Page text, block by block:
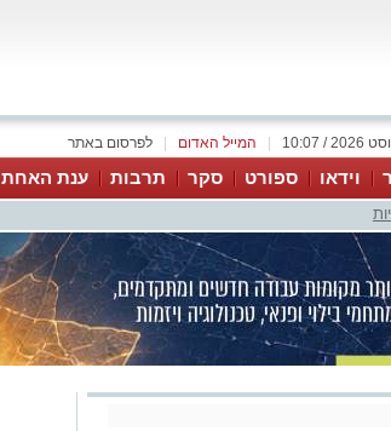
לפרסום באתר המייל האדום
וידאו ספורט סקר תרבות ענת האחת